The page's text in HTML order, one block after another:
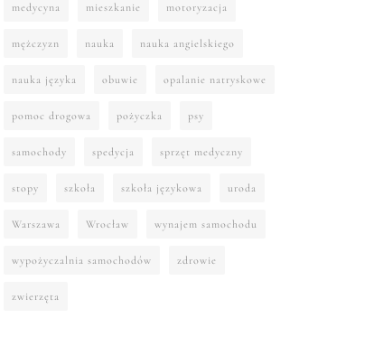
medycyna mieszkanie motoryzacja
mężczyzn nauka nauka angielskiego
nauka języka obuwie opalanie natryskowe
pomoc drogowa pożyczka psy
samochody spedycja sprzęt medyczny
stopy szkoła szkoła językowa uroda
Warszawa Wrocław wynajem samochodu
wypożyczalnia samochodów zdrowie
zwierzęta